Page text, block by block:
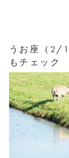
うお座（2/
もチェック